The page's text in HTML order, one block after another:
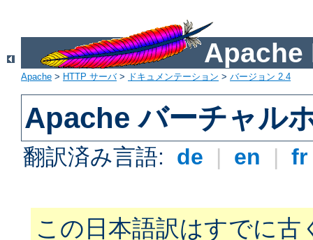
Apache
Apache > HTTP サーバ> ドキュメンテーション > バージョン 2.4
Apache バーチャル
翻訳済み言語: de | en |
この日本語訳はすでに古